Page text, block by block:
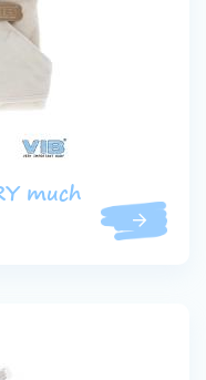
much